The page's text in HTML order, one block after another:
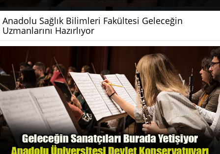
Anadolu Sağlık Bilimleri Fakültesi Geleceğin
Uzmanlarını Hazırlıyor